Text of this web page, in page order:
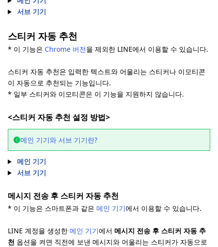
서브 기기
스티커 자동 추천
* 이 기능은 Chrome 버전을 제외한 LINE에서 이용할 수 있습니다.
스티커 자동 추천은 입력한 텍스트와 어울리는 스티커나 이모티콘
이 자동으로 추천되는 기능입니다.
* 일부 스티커와 이모티콘은 이 기능을 지원하지 않습니다.
<스티커 자동 추천 설정 방법>
메인 기기와 서브 기기란?
메인 기기
서브 기기
메시지 전송 후 스티커 자동 추천
* 이 기능은 스마트폰과 같은 메인 기기에서 이용할 수 있습니다.
LINE 계정을 생성한 메인 기기에서 메시지 전송 후 스티커 자동 추
천 옵션을 켜면 직전에 보낸 메시지와 어울리는 스티커가 자동으로